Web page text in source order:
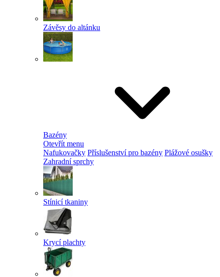
Závěsy do altánku
Bazény
Otevřít menu
Nafukovačky Příslušenství pro bazény Plážové osušky
Zahradní sprchy
Stínicí tkaniny
Krycí plachty